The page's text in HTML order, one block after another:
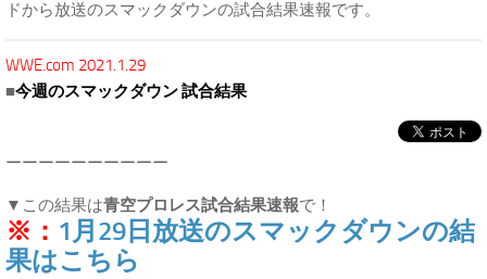
ドから放送のスマックダウンの試合結果速報です。
WWE.com 2021.1.29
■今週のスマックダウン 試合結果
ーーーーーーーーーー
▼この結果は青空プロレス試合結果速報で！
※： 1月29日放送のスマックダウンの結
果はこちら